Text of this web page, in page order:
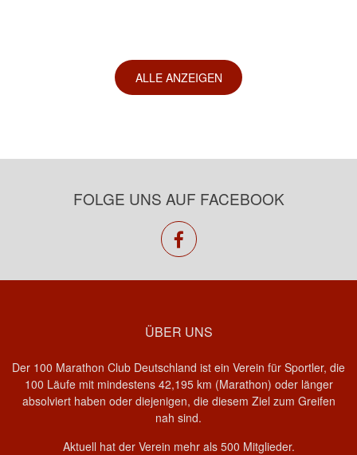
ALLE ANZEIGEN
FOLGE UNS AUF FACEBOOK
facebook
ÜBER UNS
Der 100 Marathon Club Deutschland ist ein Verein für Sportler, die
100 Läufe mit mindestens 42,195 km (Marathon) oder länger
absolviert haben oder diejenigen, die diesem Ziel zum Greifen
nah sind.
Aktuell hat der Verein mehr als 500 Mitglieder.